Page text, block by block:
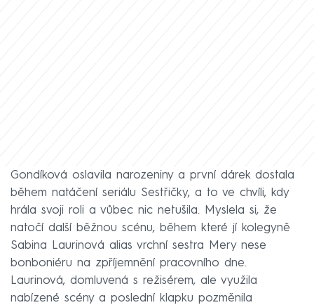
Gondíková oslavila narozeniny a první dárek dostala
během natáčení seriálu Sestřičky, a to ve chvíli, kdy
hrála svoji roli a vůbec nic netušila. Myslela si, že
natočí další běžnou scénu, během které jí kolegyně
Sabina Laurinová alias vrchní sestra Mery nese
bonboniéru na zpříjemnění pracovního dne.
Laurinová, domluvená s režisérem, ale využila
nabízené scény a poslední klapku pozměnila